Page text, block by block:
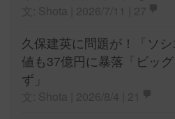
久保建英に問題が！「ソ
値も37億円に暴落「ビッ
ず」